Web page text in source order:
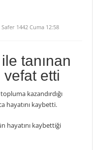
1442 Cuma 12:58
tanınan
vefat etti
kazandırdığı
hayatını kaybetti.
hayatını kaybettiği